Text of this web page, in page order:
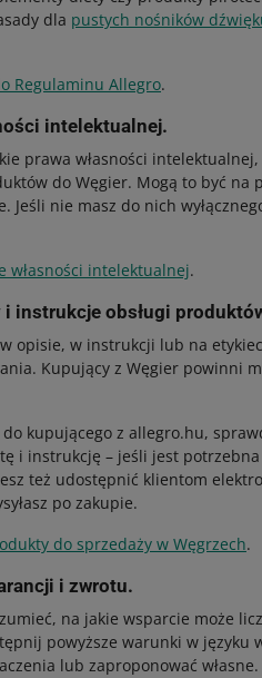
dla pustych nośników
Regulaminu Allegro.
intelektualnej.
prawa własności
do Węgier. Mogą to być na
Jeśli nie masz do nich
własności intelektualnej.
instrukcje obsługi
opisie, w instrukcji lub na
Kupujący z Węgier powinni
kupującego z allegro.hu,
i instrukcję – jeśli jest
też udostępnić klientom
po zakupie.
do sprzedaży w Węgrzech.
i zwrotu.
na jakie wsparcie może
powyższe warunki w języku
lub zaproponować własne.